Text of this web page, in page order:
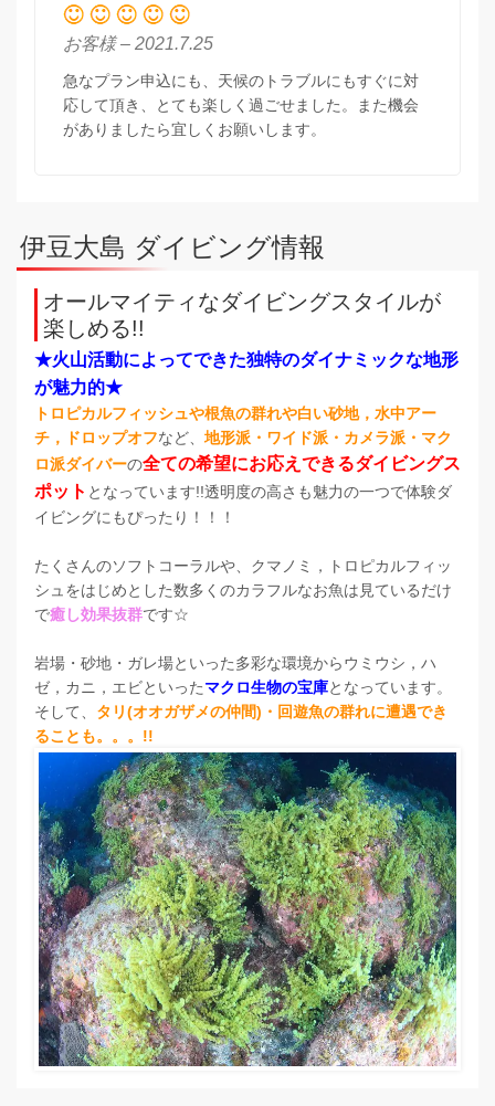
お客様 – 2021.7.25
急なプラン申込にも、天候のトラブルにもすぐに対
応して頂き、とても楽しく過ごせました。また機会
がありましたら宜しくお願いします。
伊豆大島 ダイビング情報
オールマイティなダイビングスタイルが
楽しめる!!
★火山活動によってできた独特のダイナミックな地形
が魅力的★
トロピカルフィッシュや根魚の群れや白い砂地，水中アー
チ，ドロップオフなど、 地形派・ワイド派・カメラ派・マク
ロ派ダイバーの全ての希望にお応えできるダイビングス
ポット となっています!!透明度の高さも魅力の一つで体験ダ
イビングにもぴったり！！！
たくさんのソフトコーラルや、クマノミ，トロピカルフィッ
シュをはじめとした数多くのカラフルなお魚は見ているだけ
で癒し効果抜群です☆
岩場・砂地・ガレ場といった多彩な環境からウミウシ，ハ
ゼ，カニ，エビといったマクロ生物の宝庫となっています。
そして、 タリ(オオガザメの仲間)・回遊魚の群れに遭遇でき
ることも。。。!!